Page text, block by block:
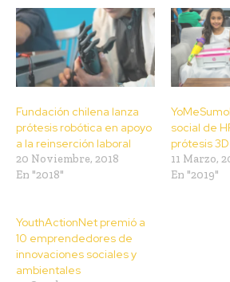
Fundación chilena lanza
prótesis robótica en apoyo
a la reinserción laboral
20 Noviembre, 2018
En "2018"
social de
prótesis
11 Marzo,
En "2019"
YouthActionNet premió a
10 emprendedores de
innovaciones sociales y
ambientales